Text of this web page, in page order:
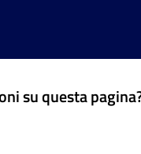
su questa